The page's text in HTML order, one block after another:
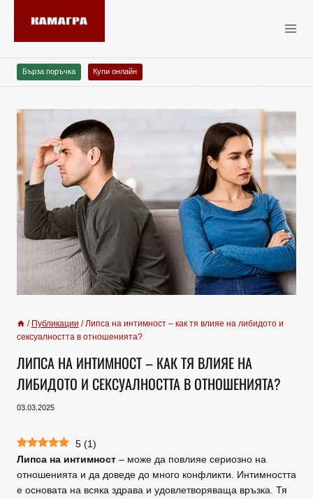
Бърза поръчка Купи онлайн
/ Публикации / Липса на интимност – как тя влияе на либидото и
сексуалността в отношенията?
ЛИПСА НА ИНТИМНОСТ – КАК ТЯ ВЛИЯЕ НА
ЛИБИДОТО И СЕКСУАЛНОСТТА В ОТНОШЕНИЯТА?
03.03.2025
5 (1)
Липса на интимност – може да повлияе сериозно на
отношенията и да доведе до много конфликти. Интимността
е основата на всяка здрава и удовлетворяваща връзка. Тя